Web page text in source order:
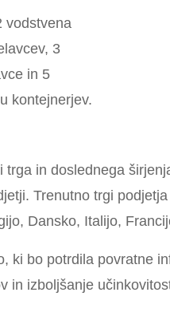
vodstvena
3
in 5
kontejnerjev.
trga in doslednega
Trenutno trgi
Dansko, Italijo,
ki bo potrdila povratne
in izboljšanje